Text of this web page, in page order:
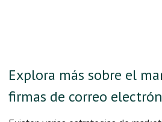
Explora más sobre el
firmas de correo